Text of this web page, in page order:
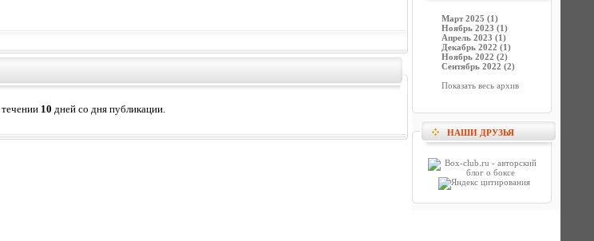
10 дней со дня публикации.
Март 2025 (1)
Ноябрь 2023 (1)
Апрель 2023 (1)
Декабрь 2022 (1)
Ноябрь 2022 (2)
Сентябрь 2022 (2)
Показать весь архив
НАШИ ДРУЗЬЯ